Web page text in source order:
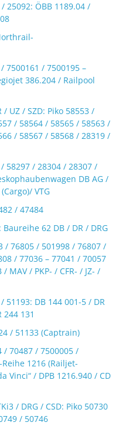
25092: ÖBB 1189.04 /
7500161 / 7500195 –
386.204 / Railpool
/ UZ / SZD: Piko 58553 /
/ 58564 / 58565 / 58563 /
/ 58567 / 58568 / 28319 /
58297 / 28304 / 28307 /
DB AG /
VTG
/ 47484
62 DB / DR / DRG
/ 76805 / 501998 / 76807 /
/ 77036 – 77041 / 70057
MAV / PKP- / CFR- / JZ- /
51193: DB 144 001-5 / DR
244 131
/ 51133 (Captrain)
/ 70487 / 7500005 /
1216 (Railjet-
Vinci“ / DPB 1216.940 / CD
/ DRG / CSD: Piko 50730
/ 50746